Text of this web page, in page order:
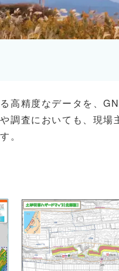
高精度なデータを、
調査においても、現
。